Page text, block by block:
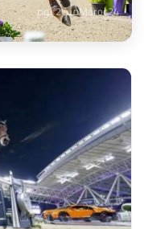
Maroc24منذ 2 يوم